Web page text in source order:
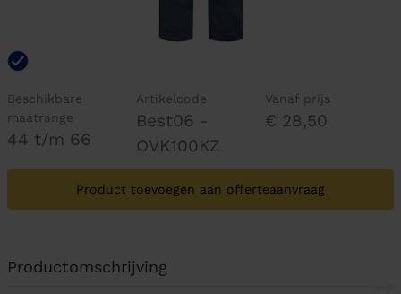
Beschikbare
maatrange
44 t/m 66
Artikelcode
Best06 -
OVK100KZ
Vanaf prijs
€ 28,50
Product toevoegen aan offerteaanvraag
Productomschrijving